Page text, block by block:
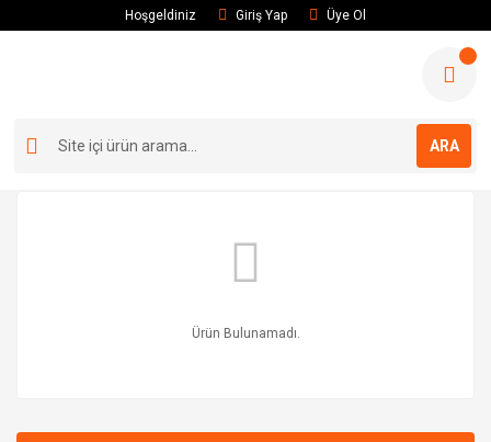
Hoşgeldiniz Giriş Yap Üye Ol
ARA
Ürün Bulunamadı.